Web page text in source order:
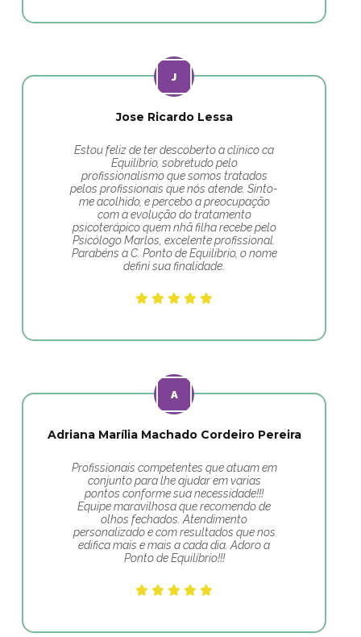
Jose Ricardo Lessa
Estou feliz de ter descoberto a clínico ca
Equilíbrio, sobretudo pelo
profissionalismo que somos tratados
pelos profissionais que nós atende. Sinto-
me acolhido, e percebo a preocupação
com a evolução do tratamento
psicoterápico quem nhã filha recebe pelo
Psicólogo Marlos, excelente profissional.
Parabéns a C. Ponto de Equilíbrio, o nome
defini sua finalidade.
Adriana Marília Machado Cordeiro Pereira
Profissionais competentes que atuam em
conjunto para lhe ajudar em varias
pontos conforme sua necessidade!!!
Equipe maravilhosa que recomendo de
olhos fechados. Atendimento
personalizado e com resultados que nos
edifica mais e mais a cada dia. Adoro a
Ponto de Equilíbrio!!!